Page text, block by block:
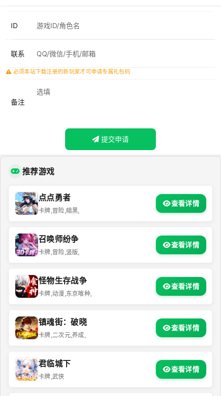
ID
联系
必须本站下载注册的新玩家才可申请专属礼包码
备注
提交申请
推荐游戏
点点勇者
卡牌,冒险,暗黑,
查看详情
召唤师纷争
卡牌,冒险,竖版,
查看详情
怪物生存战争
卡牌,动漫,东京喰种,
查看详情
镇魂街：破晓
卡牌,二次元,养成,
查看详情
君临城下
卡牌,武侠
查看详情